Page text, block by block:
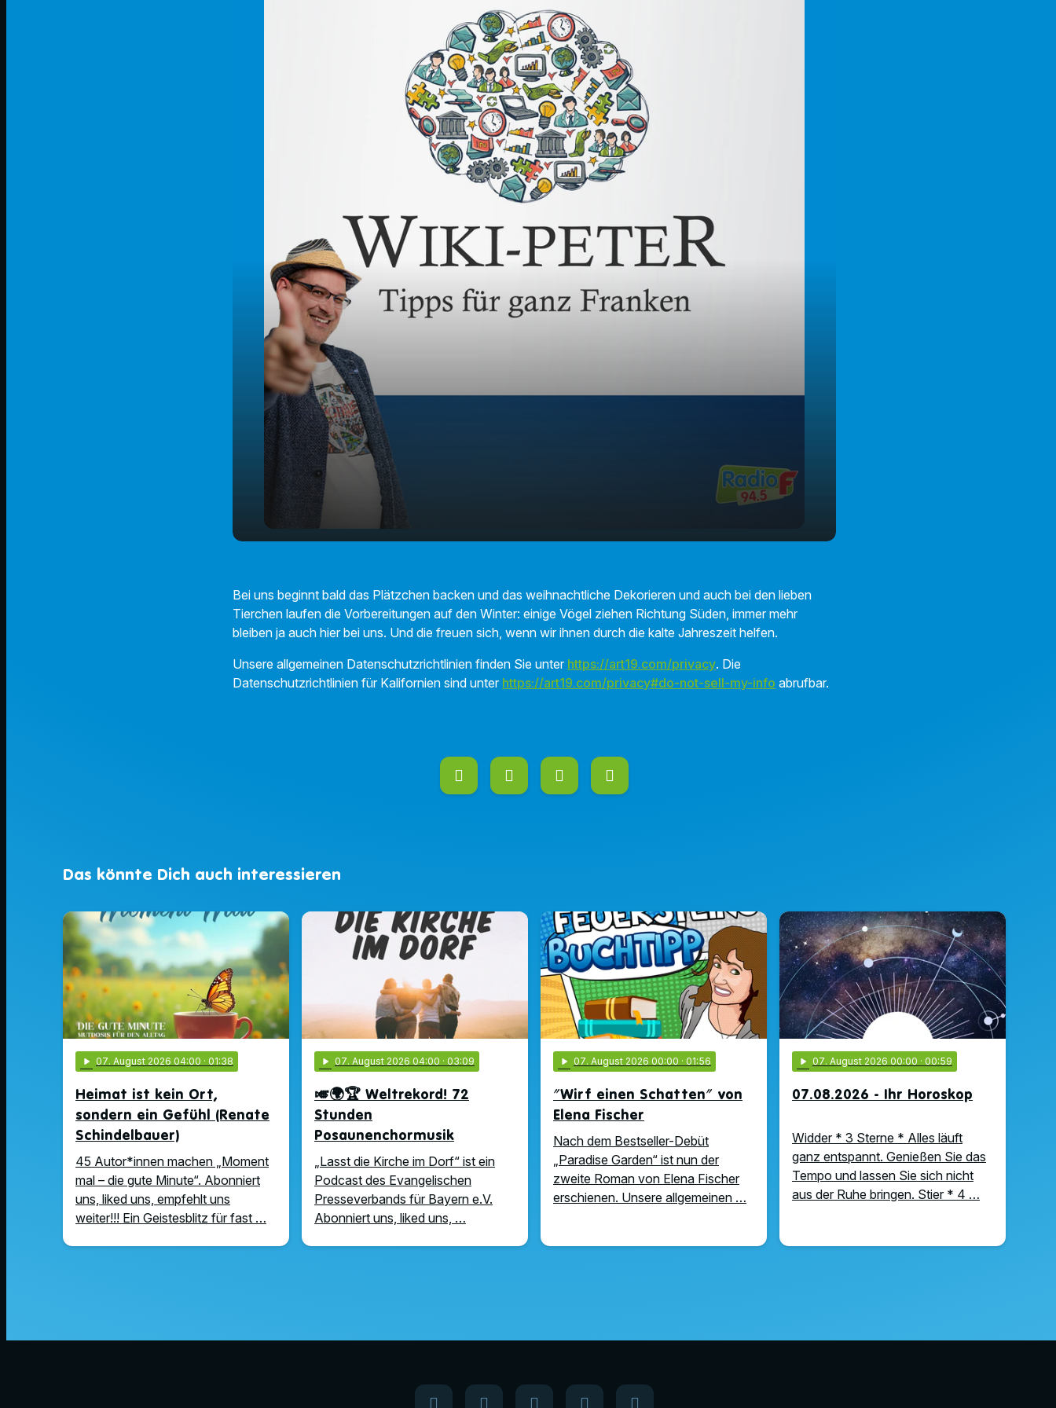
Bei uns beginnt bald das Plätzchen backen und das weihnachtliche Dekorieren und auch bei den lieben
Tierchen laufen die Vorbereitungen auf den Winter: einige Vögel ziehen Richtung Süden, immer mehr
bleiben ja auch hier bei uns. Und die freuen sich, wenn wir ihnen durch die kalte Jahreszeit helfen.
Unsere allgemeinen Datenschutzrichtlinien finden Sie unter https://art19.com/privacy. Die
Datenschutzrichtlinien für Kalifornien sind unter https://art19.com/privacy#do-not-sell-my-info abrufbar.
Das könnte Dich auch interessieren
play_arrow 07. August 2026 04:00 · 01:38
Heimat ist kein Ort,
sondern ein Gefühl (Renate
Schindelbauer)
45 Autor*innen machen „Moment
mal – die gute Minute“. Abonniert
uns, liked uns, empfehlt uns
weiter!!! Ein Geistesblitz für fast …
play_arrow 07. August 2026 04:00 · 03:09
🎺🌍🏆 Weltrekord! 72
Stunden
Posaunenchormusik
„Lasst die Kirche im Dorf“ ist ein
Podcast des Evangelischen
Presseverbands für Bayern e.V.
Abonniert uns, liked uns, …
play_arrow 07. August 2026 00:00 · 01:56
"Wirf einen Schatten" von
Elena Fischer
Nach dem Bestseller-Debüt
„Paradise Garden“ ist nun der
zweite Roman von Elena Fischer
erschienen. Unsere allgemeinen …
play_arrow 07. August 2026 00:00 · 00:59
07.08.2026 - Ihr Horoskop
Widder * 3 Sterne * Alles läuft
ganz entspannt. Genießen Sie das
Tempo und lassen Sie sich nicht
aus der Ruhe bringen. Stier * 4 …